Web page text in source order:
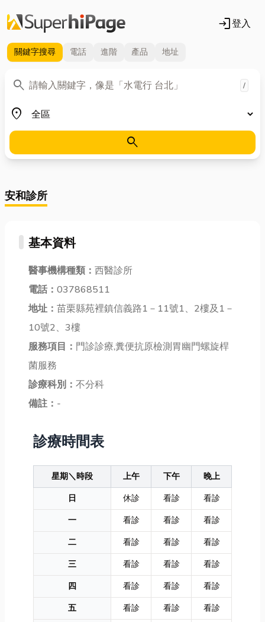
login登入
關鍵字搜尋 電話 進階 產品 地址
search
關鍵字 /
place
地區
search
安和診所
基本資料
醫事機構種類： 西醫診所
電話： 037868511
地址： 苗栗縣苑裡鎮信義路1－11號1、2樓及1－
10號2、3樓
服務項目： 門診診療,糞便抗原檢測胃幽門螺旋桿
菌服務
診療科別： 不分科
備註： -
診療時間表
星期＼時段 上午 下午
晚上
日
休診 看診
看診
一
看診 看診
看診
二
看診 看診
看診
三
看診 看診
看診
四
看診 看診
看診
五
看診 看診
看診